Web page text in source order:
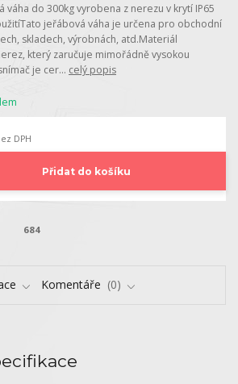
váha do 300kg vyrobena z nerezu v krytí IP65
jeřábová váha je určena pro obchodní
skladech, výrobnách, atd.Materiál
který zaručuje mimořádně vysokou
je cer... celý popis
DPH
Přidat do košíku
684
Komentáře 0